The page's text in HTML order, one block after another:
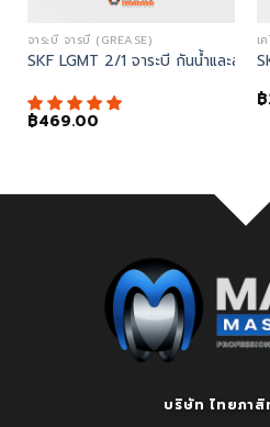
จาระบี จารบี (GREASE)
SKF LGMT 2/1 จาระบี กันน้ำและสนิม
฿469.00
฿
บริษัท ไทยภาสิ